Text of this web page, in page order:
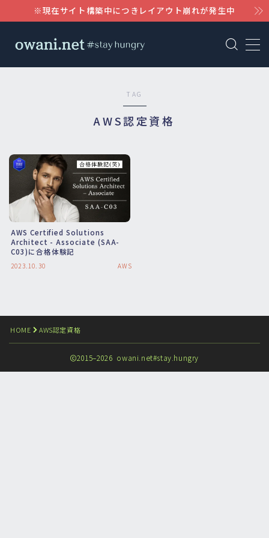
※現在サイト構築中につきレイアウト崩れが発生中
MENU
Notion
Claude
TAG
AWS認定資格
AWS Certified Solutions
Architect - Associate (SAA-
C03)に合格体験記
2023.10.30 AWS
HOME AWS認定資格
2015–2026 owani.net#stay.hungry